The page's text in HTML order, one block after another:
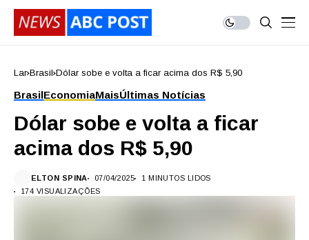
Lar Brasil Dólar sobe e volta a ficar acima dos R$ 5,90
BrasilEconomiaMaisÚltimas Notícias
Dólar sobe e volta a ficar
acima dos R$ 5,90
ELTON SPINA 07/04/2025
1 MINUTOS LIDOS
174 VISUALIZAÇÕES